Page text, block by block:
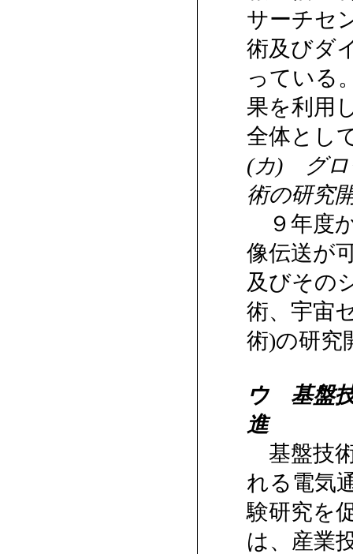
サーチセ
術及びダ
っている
果を利用
全体とし
(カ) グロ
術の研究
９年度
像伝送が
及びその
術、宇宙
術)の研究
ウ 基盤
進
基盤技
れる電気
験研究を
は、産業